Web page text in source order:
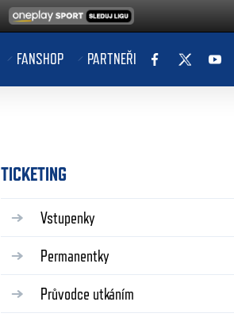
FANSHOP PARTNEŘI
TICKETING
Vstupenky
Permanentky
Průvodce utkáním